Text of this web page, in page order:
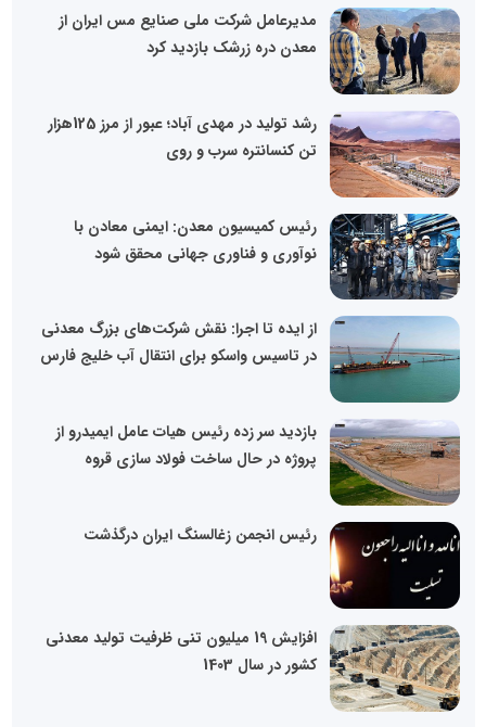
مدیرعامل شرکت ملی صنایع مس ایران از
معدن دره زرشک بازدید کرد
رشد تولید در مهدی آباد؛ عبور از مرز 125هزار
تن کنسانتره سرب و روی
رئیس کمیسیون معدن: ایمنی معادن با
نوآوری و فناوری جهانی محقق شود
از ایده تا اجرا: نقش شرکت‌های بزرگ معدنی
در تاسیس واسکو برای انتقال آب خلیج فارس
بازدید سر زده رئیس هیات عامل ایمیدرو از
پروژه در حال ساخت فولاد سازی قروه
رئیس انجمن زغالسنگ ایران درگذشت
افزایش 19 میلیون تنی ظرفیت تولید معدنی
کشور در سال 1403